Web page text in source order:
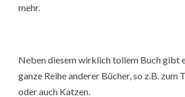
mehr.
Neben diesem wirklich tollem Buch gibt
ganze Reihe anderer Bücher, so z.B. zum
oder auch Katzen.